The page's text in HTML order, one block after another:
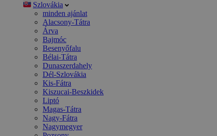
Szlovákia
minden ajánlat
Alacsony-Tátra
Árva
Bajmóc
Besenyőfalu
Bélai-Tátra
Dunaszerdahely
Dél-Szlovákia
Kis-Fátra
Kiszucai-Beszkidek
Liptó
Magas-Tátra
Nagy-Fátra
Nagymegyer